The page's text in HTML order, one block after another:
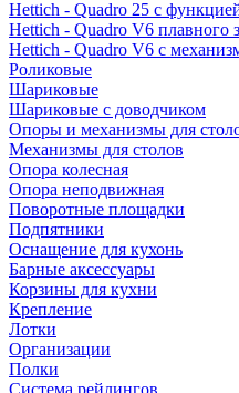
Hettich - Quadro 25 с
Hettich - Quadro V6 плавного
Hettich - Quadro V6 с
Роликовые
Шариковые
Шариковые с доводчиком
Опоры и механизмы для
Механизмы для столов
Опора колесная
Опора неподвижная
Поворотные площадки
Подпятники
Оснащение для кухонь
Барные аксессуары
Корзины для кухни
Крепление
Лотки
Организации
Полки
Система рейлингов